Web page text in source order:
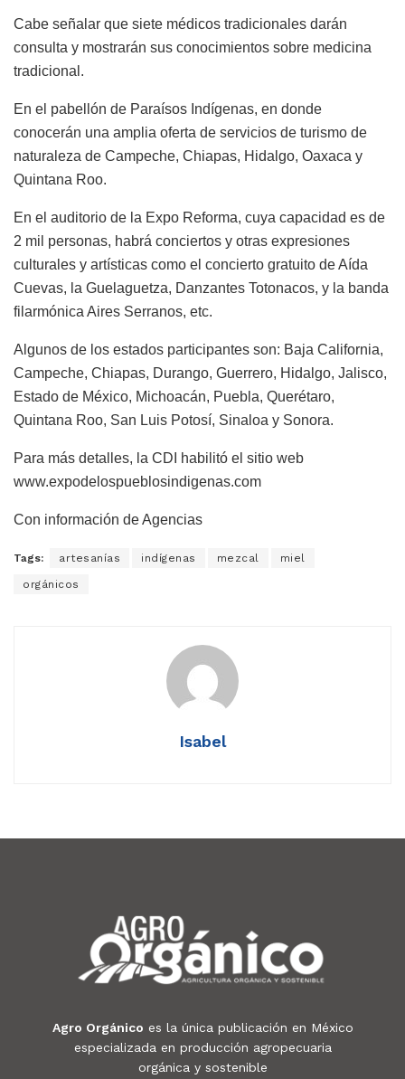
Cabe señalar que siete médicos tradicionales darán
consulta y mostrarán sus conocimientos sobre medicina
tradicional.
En el pabellón de Paraísos Indígenas, en donde
conocerán una amplia oferta de servicios de turismo de
naturaleza de Campeche, Chiapas, Hidalgo, Oaxaca y
Quintana Roo.
En el auditorio de la Expo Reforma, cuya capacidad es de
2 mil personas, habrá conciertos y otras expresiones
culturales y artísticas como el concierto gratuito de Aída
Cuevas, la Guelaguetza, Danzantes Totonacos, y la banda
filarmónica Aires Serranos, etc.
Algunos de los estados participantes son: Baja California,
Campeche, Chiapas, Durango, Guerrero, Hidalgo, Jalisco,
Estado de México, Michoacán, Puebla, Querétaro,
Quintana Roo, San Luis Potosí, Sinaloa y Sonora.
Para más detalles, la CDI habilitó el sitio web
www.expodelospueblosindigenas.com
Con información de Agencias
Tags: artesanías indígenas mezcal miel
orgánicos
Isabel
Agro Orgánico es la única publicación en México
especializada en producción agropecuaria
orgánica y sostenible